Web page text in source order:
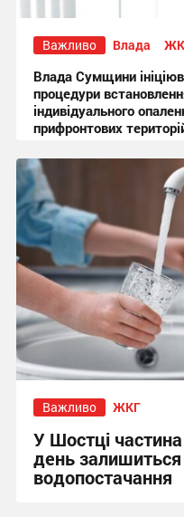
Важливо Влада
Влада Сумщини
процедури
індивідуального
прифронтових
18:09, 3.08.2026
Важливо ЖКГ
У Шостці
день
водопостачання